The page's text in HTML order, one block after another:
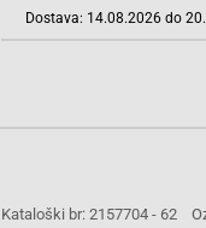
Dostava: 14.08.2026 do
Kataloški br: 2157704 - 62